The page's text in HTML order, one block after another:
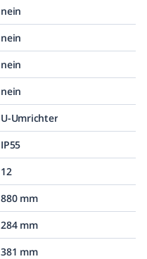
nein
nein
nein
nein
U-Umrichter
IP55
12
880 mm
284 mm
381 mm